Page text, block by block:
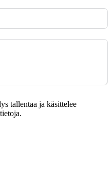
tallentaa ja käsittelee